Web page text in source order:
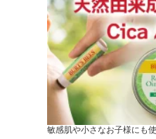
敏感肌や小さなお子様にも